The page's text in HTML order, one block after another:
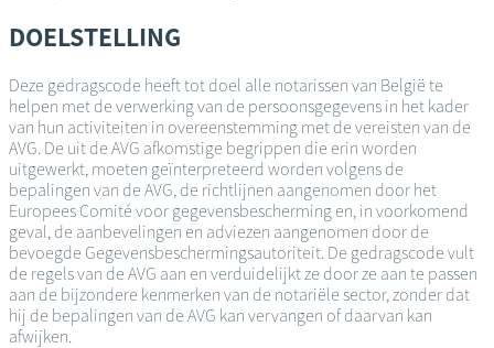
DOELSTELLING
Deze gedragscode heeft tot doel alle notarissen van België te
helpen met de verwerking van de persoonsgegevens in het kader
van hun activiteiten in overeenstemming met de vereisten van de
AVG. De uit de AVG afkomstige begrippen die erin worden
uitgewerkt, moeten geïnterpreteerd worden volgens de
bepalingen van de AVG, de richtlijnen aangenomen door het
Europees Comité voor gegevensbescherming en, in voorkomend
geval, de aanbevelingen en adviezen aangenomen door de
bevoegde Gegevensbeschermingsautoriteit. De gedragscode vult
de regels van de AVG aan en verduidelijkt ze door ze aan te passen
aan de bijzondere kenmerken van de notariële sector, zonder dat
hij de bepalingen van de AVG kan vervangen of daarvan kan
afwijken.